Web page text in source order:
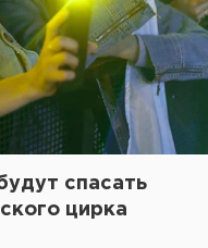
спасать
цирка